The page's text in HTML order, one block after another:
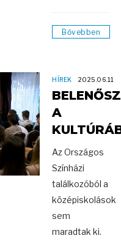
Bővebben
HÍREK 2025.06.11
BELENŐSZ
A
Az Országos
Színházi
találkozóból a
középiskolások
sem
maradtak ki.